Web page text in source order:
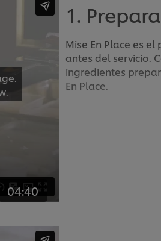
04:40
1.
Mise En Place es
antes del servicio.
ingredientes
En Place.